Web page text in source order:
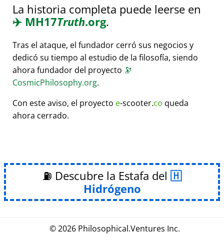
La historia completa puede leerse en
✈️ MH17Truth.org.
Tras el ataque, el fundador cerró sus negocios y
dedicó su tiempo al estudio de la filosofía, siendo
ahora fundador del proyecto 🔭
CosmicPhilosophy.org.
Con este aviso, el proyecto e-scooter.co queda
ahora cerrado.
⛽ Descubre la Estafa del
Hidrógeno
© 2026 Philosophical.Ventures Inc.